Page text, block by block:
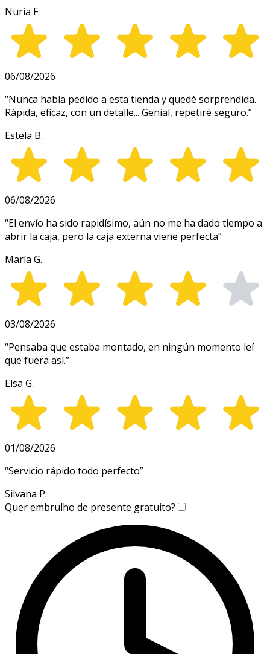
Nuria F.
06/08/2026
“Nunca había pedido a esta tienda y quedé sorprendida.
Rápida, eficaz, con un detalle... Genial, repetiré seguro.”
Estela B.
06/08/2026
“El envío ha sido rapidísimo, aún no me ha dado tiempo a
abrir la caja, pero la caja externa viene perfecta”
María G.
03/08/2026
“Pensaba que estaba montado, en ningún momento leí
que fuera así.”
Elsa G.
01/08/2026
“Servicio rápido todo perfecto”
Silvana P.
Quer embrulho de presente gratuito?